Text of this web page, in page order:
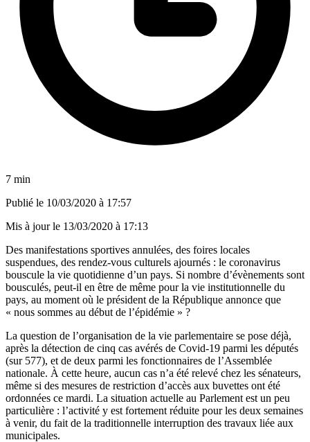
7 min
Publié le 10/03/2020 à 17:57
Mis à jour le 13/03/2020 à 17:13
Des manifestations sportives annulées, des foires locales
suspendues, des rendez-vous culturels ajournés : le coronavirus
bouscule la vie quotidienne d’un pays. Si nombre d’évènements sont
bousculés, peut-il en être de même pour la vie institutionnelle du
pays, au moment où le président de la République annonce que
« nous sommes au début de l’épidémie » ?
La question de l’organisation de la vie parlementaire se pose déjà,
après la détection de cinq cas avérés de Covid-19 parmi les députés
(sur 577), et de deux parmi les fonctionnaires de l’Assemblée
nationale. À cette heure, aucun cas n’a été relevé chez les sénateurs,
même si des mesures de restriction d’accès aux buvettes ont été
ordonnées ce mardi. La situation actuelle au Parlement est un peu
particulière : l’activité y est fortement réduite pour les deux semaines
à venir, du fait de la traditionnelle interruption des travaux liée aux
municipales.